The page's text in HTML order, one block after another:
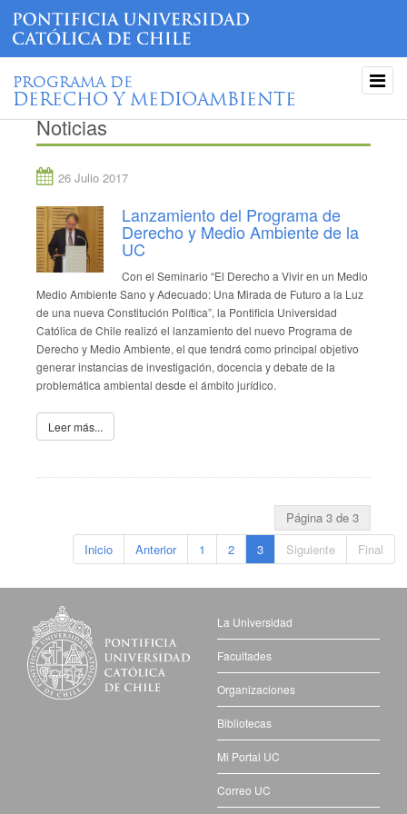
PROGRAMA DE
DERECHO Y MEDIOAMBIENTE
Noticias
26 Julio 2017
Lanzamiento del Programa de
Derecho y Medio Ambiente de la
UC
Con el Seminario “El Derecho a Vivir en un Medio
Medio Ambiente Sano y Adecuado: Una Mirada de Futuro a la Luz
de una nueva Constitución Política”, la Pontificia Universidad
Católica de Chile realizó el lanzamiento del nuevo Programa de
Derecho y Medio Ambiente, el que tendrá como principal objetivo
generar instancias de investigación, docencia y debate de la
problemática ambiental desde el ámbito jurídico.
Leer más...
Página 3 de 3
Inicio
Anterior 1 2 3 Siguiente Final
La Universidad
Facultades
Organizaciones
Bibliotecas
Mi Portal UC
Correo UC